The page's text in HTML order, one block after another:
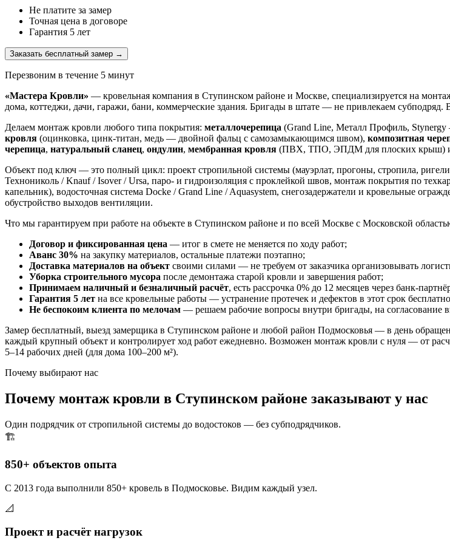
Не платите за замер
Точная цена в договоре
Гарантия 5 лет
Заказать бесплатный замер →
Перезвоним в течение 5 минут
«Мастера Кровли» — кровельная компания в Ступинском районе и Москве, специализируется на
дома, коттеджи, дачи, гаражи, бани, коммерческие здания. Бригады в штате — не привлекаем
Делаем монтаж кровли любого типа покрытия: металлочерепица (Grand Line, Металл Профиль,
кровля (оцинковка, цинк-титан, медь — двойной фальц с самозамыкающимся швом), композитная
черепица, натуральный сланец, ондулин, мембранная кровля (ПВХ, ТПО, ЭПДМ для плоских крыш)
Объект под ключ — это полный цикл: проект стропильной системы (мауэрлат, прогоны, стропила,
Технониколь / Knauf / Isover / Ursa, паро- и гидроизоляция с проклейкой швов, монтаж покрытия по
капельник), водосточная система Docke / Grand Line / Aquasystem, снегозадержатели и кровельные
обустройство выходов вентиляции.
Что мы гарантируем при работе на объекте в Ступинском районе и по всей Москве с Московской
Договор и фиксированная цена — итог в смете не меняется по ходу работ;
Аванс 30% на закупку материалов, остальные платежи поэтапно;
Доставка материалов на объект своими силами — не требуем от заказчика организовывать
Уборка строительного мусора после демонтажа старой кровли и завершения работ;
Принимаем наличный и безналичный расчёт, есть рассрочка 0% до 12 месяцев через банк-
Гарантия 5 лет на все кровельные работы — устранение протечек и дефектов в этот срок
Не беспокоим клиента по мелочам — решаем рабочие вопросы внутри бригады, на согласование
Замер бесплатный, выезд замерщика в Ступинском районе и любой район Подмосковья — в день
каждый крупный объект и контролирует ход работ ежедневно. Возможен монтаж кровли с нуля — от
5–14 рабочих дней (для дома 100–200 м²).
Почему выбирают нас
Почему монтаж кровли в Ступинском районе заказывают у нас
Один подрядчик от стропильной системы до водостоков — без субподрядчиков.
🏗️
850+ объектов опыта
С 2013 года выполнили 850+ кровель в Подмосковье. Видим каждый узел.
📐
Проект и расчёт нагрузок